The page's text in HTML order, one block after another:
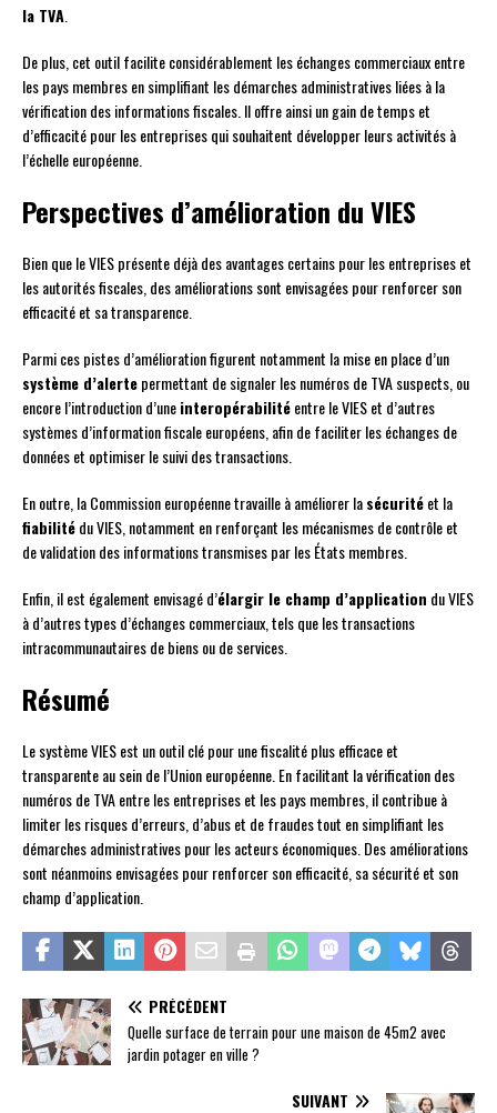
la TVA
De plus, cet outil facilite considérablement les échanges commerciaux entre
les pays membres en simplifiant les démarches administratives liées à la
vérification des informations fiscales. Il offre ainsi un gain de temps et
d’efficacité pour les entreprises qui souhaitent développer leurs activités à
l’échelle européenne.
Perspectives d’amélioration du VIES
Bien que le VIES présente déjà des avantages certains pour les entreprises et
les autorités fiscales, des améliorations sont envisagées pour renforcer son
efficacité et sa transparence.
Parmi ces pistes d’amélioration figurent notamment la mise en place d’un
système d’alertepermettant de signaler les numéros de TVA suspects, ou
encore l’introduction d’uneinteropérabilitéentre le VIES et d’autres
systèmes d’information fiscale européens, afin de faciliter les échanges de
données et optimiser le suivi des transactions.
En outre, la Commission européenne travaille à améliorer lasécuritéet la
fiabilitédu VIES, notamment en renforçant les mécanismes de contrôle et
de validation des informations transmises par les États membres.
Enfin, il est également envisagé d’élargir le champ d’application du VIES
à d’autres types d’échanges commerciaux, tels que les transactions
intracommunautaires de biens ou de services.
Résumé
Le système VIES est un outil clé pour une fiscalité plus efficace et
transparente au sein de l’Union européenne. En facilitant la vérification des
numéros de TVA entre les entreprises et les pays membres, il contribue à
limiter les risques d’erreurs, d’abus et de fraudes tout en simplifiant les
démarches administratives pour les acteurs économiques. Des améliorations
sont néanmoins envisagées pour renforcer son efficacité, sa sécurité et son
champ d’application.
PRÉCÉDENT
Quelle surface de terrain pour une maison de 45m2 avec
jardin potager en ville ?
SUIVANT